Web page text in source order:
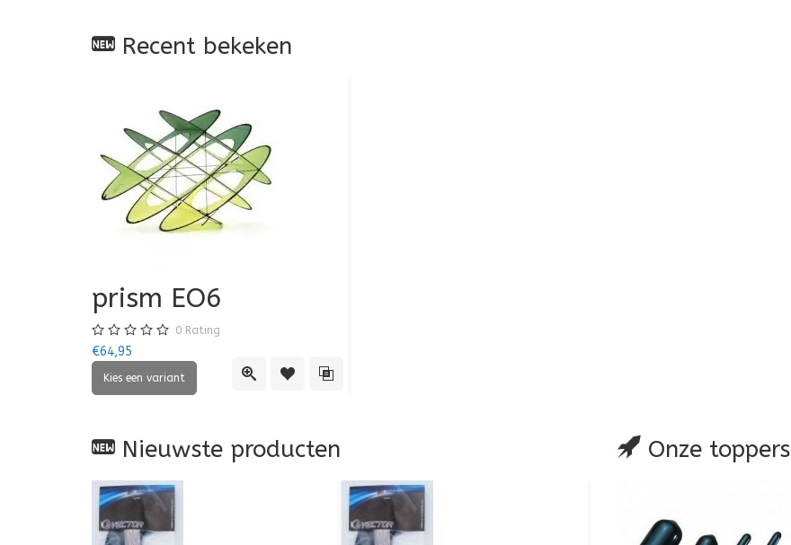
Recent bekeken
Quick ViewToevoegen aan verlanglijst
Toevoegen aan vergelijking
prism EO6
0 Rating
€64,95
Nieuwste producten Onze toppers